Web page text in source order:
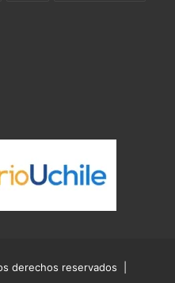
derechos reservados |